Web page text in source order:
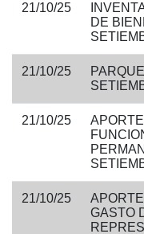
21/10/25
DE
21/10/25
21/10/25
21/10/25
GASTO